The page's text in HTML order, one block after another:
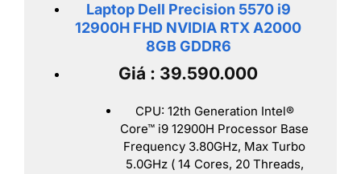
Laptop Dell Precision 5570 i9
12900H FHD NVIDIA RTX A2000
8GB GDDR6
Giá : 39.590.000
CPU: 12th Generation Intel®
Core™ i9 12900H Processor Base
Frequency 3.80GHz, Max Turbo
5.0GHz ( 14 Cores, 20 Threads,